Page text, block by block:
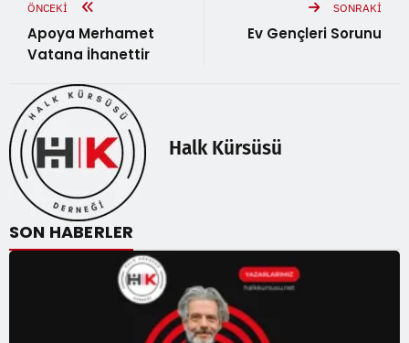
ÖNCEKI
Apoya Merhamet
Vatana İhanettir
SONRAKI
Ev Gençleri Sorunu
Halk Kürsüsü
SON HABERLER